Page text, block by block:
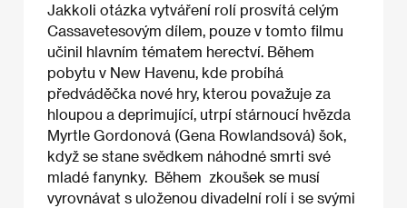
Jakkoli otázka vytváření rolí prosvítá celým
Cassavetesovým dílem, pouze v tomto filmu
učinil hlavním tématem herectví. Během
pobytu v New Havenu, kde probíhá
předváděčka nové hry, kterou považuje za
hloupou a deprimující, utrpí stárnoucí hvězda
Myrtle Gordonová (Gena Rowlandsová) šok,
když se stane svědkem náhodné smrti své
mladé fanynky. Během zkoušek se musí
vyrovnávat s uloženou divadelní rolí i se svými